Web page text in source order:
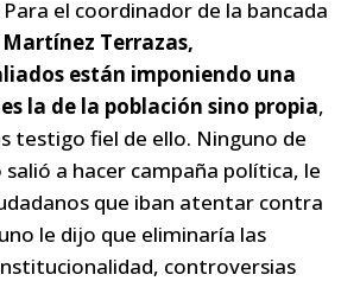
el coordinador de la bancada
Terrazas,
están imponiendo una
la de la población sino propia,
testigo fiel de ello. Ninguno de
a hacer campaña política, le
que iban atentar contra
le dijo que eliminaría las
controversias